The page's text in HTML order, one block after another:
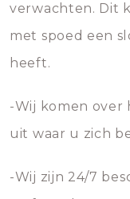
verwachten. Dit
met spoed een
heeft.
-Wij komen over
uit waar u zich
-Wij zijn 24/7